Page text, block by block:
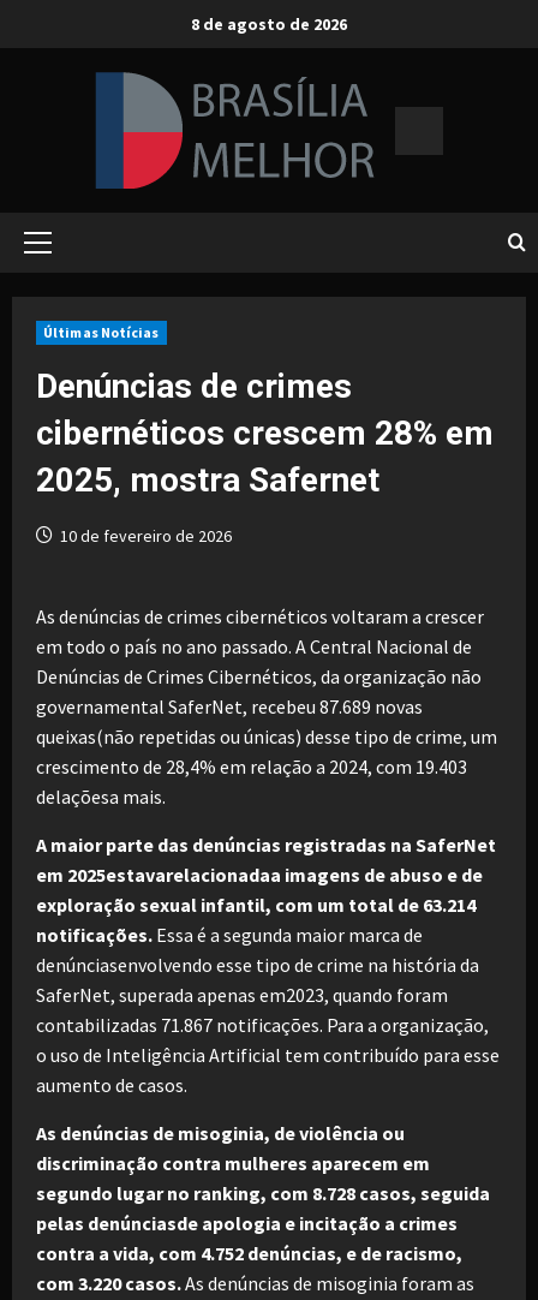
8 de agosto de 2026
Primary
Últimas Notícias
Denúncias de crimes
cibernéticos crescem 28% em
2025, mostra Safernet
10 de fevereiro de 2026
As denúncias de crimes cibernéticos voltaram a crescer
em todo o país no ano passado. A Central Nacional de
Denúncias de Crimes Cibernéticos, da organização não
governamental SaferNet, recebeu 87.689 novas
queixas(não repetidas ou únicas) desse tipo de crime, um
crescimento de 28,4% em relação a 2024, com 19.403
delaçõesa mais.
A maior parte das denúncias registradas na SaferNet
em 2025estavarelacionadaa imagens de abuso e de
exploração sexual infantil, com um total de 63.214
notificações. Essa é a segunda maior marca de
denúnciasenvolvendo esse tipo de crime na história da
SaferNet, superada apenas em2023, quando foram
contabilizadas 71.867 notificações. Para a organização,
o uso de Inteligência Artificial tem contribuído para esse
aumento de casos.
As denúncias de misoginia, de violência ou
discriminação contra mulheres aparecem em
segundo lugar no ranking, com 8.728 casos, seguida
pelas denúnciasde apologia e incitação a crimes
contra a vida, com 4.752 denúncias, e de racismo,
com 3.220 casos.As denúncias de misoginia foram as